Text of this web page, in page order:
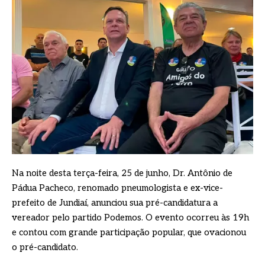
Na noite desta terça-feira, 25 de junho, Dr. Antônio de
Pádua Pacheco, renomado pneumologista e ex-vice-
prefeito de Jundiaí, anunciou sua pré-candidatura a
vereador pelo partido Podemos. O evento ocorreu às 19h
e contou com grande participação popular, que ovacionou
o pré-candidato.